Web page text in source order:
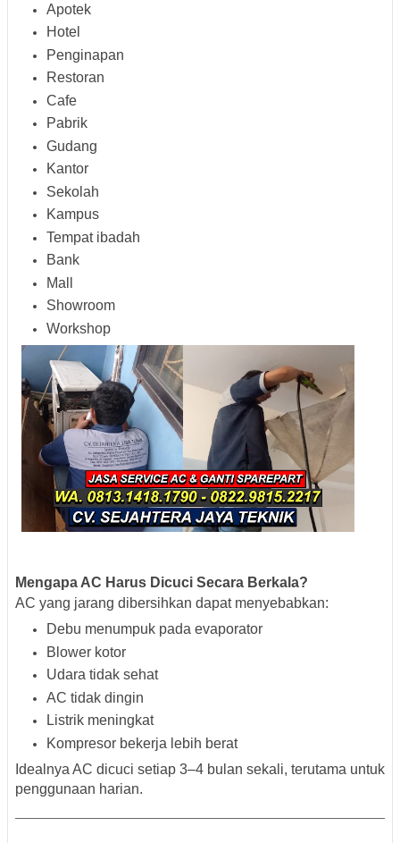
Apotek
Hotel
Penginapan
Restoran
Cafe
Pabrik
Gudang
Kantor
Sekolah
Kampus
Tempat ibadah
Bank
Mall
Showroom
Workshop
Mengapa AC Harus Dicuci Secara Berkala?
AC yang jarang dibersihkan dapat menyebabkan:
Debu menumpuk pada evaporator
Blower kotor
Udara tidak sehat
AC tidak dingin
Listrik meningkat
Kompresor bekerja lebih berat
Idealnya AC dicuci setiap 3–4 bulan sekali, terutama untuk
penggunaan harian.